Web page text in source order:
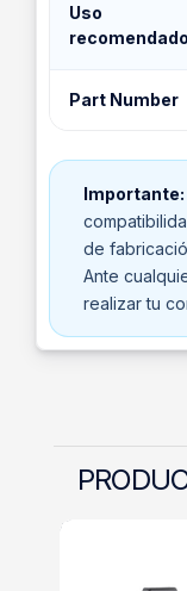
Uso
recomendado
Part Number
Importante:
de
Ante
realizar tu